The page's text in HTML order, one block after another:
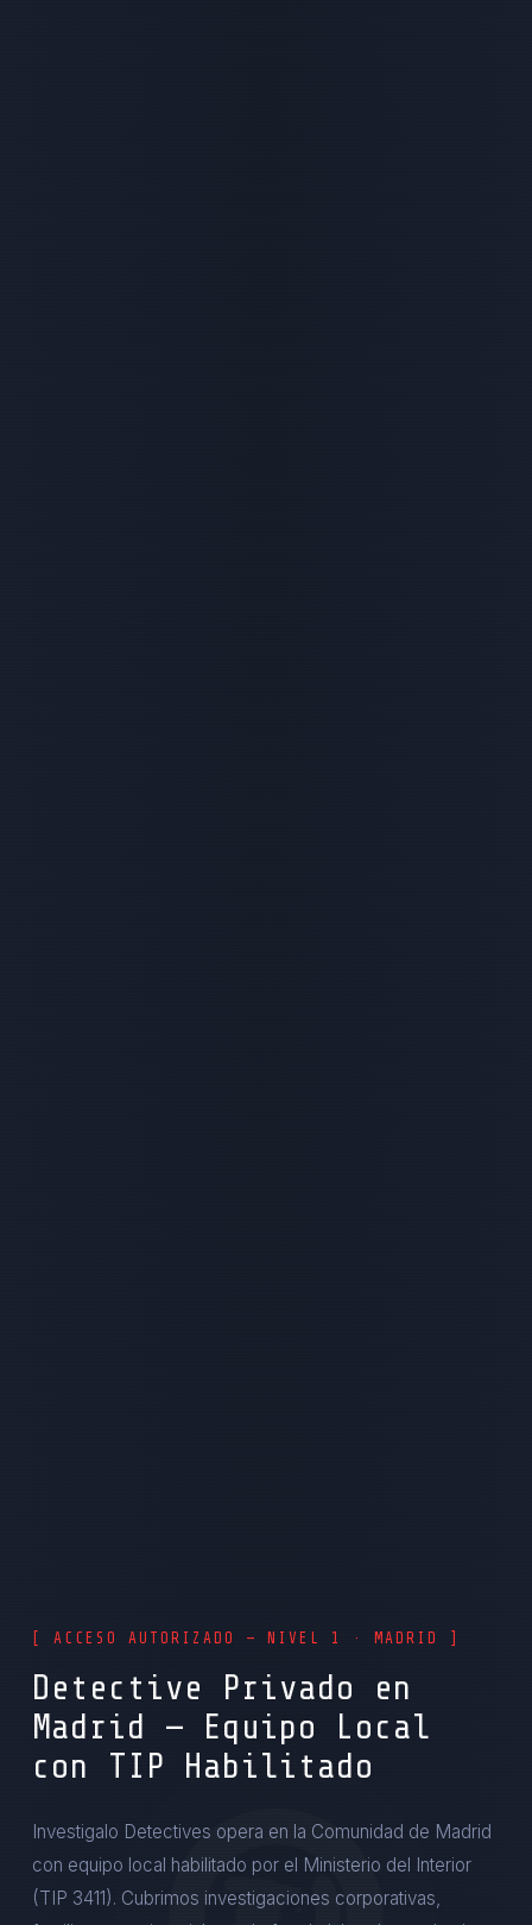
[ ACCESO AUTORIZADO — NIVEL 1 · MADRID ]
Detective Privado en
Madrid — Equipo Local
con TIP Habilitado
Investigalo Detectives opera en la Comunidad de Madrid
con equipo local habilitado por el Ministerio del Interior
(TIP 3411). Cubrimos investigaciones corporativas,